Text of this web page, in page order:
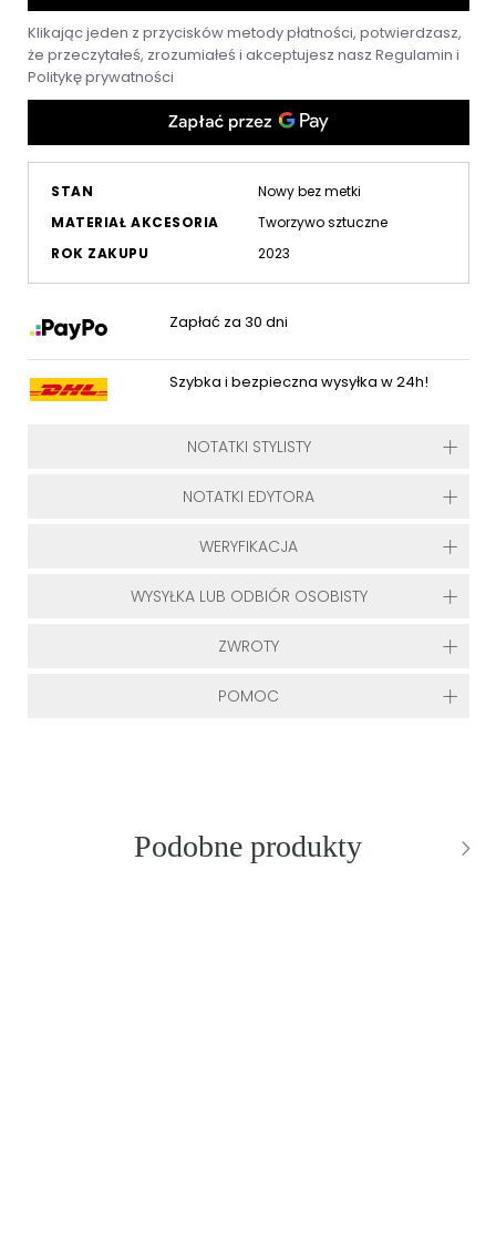
Klikając jeden z przycisków metody płatności, potwierdzasz,
że przeczytałeś, zrozumiałeś i akceptujesz nasz Regulamin i
Politykę prywatności
STAN
Nowy bez metki
MATERIAŁ AKCESORIA
Tworzywo sztuczne
ROK ZAKUPU
2023
Zapłać za 30 dni
Szybka i bezpieczna wysyłka w 24h!
NOTATKI STYLISTY
NOTATKI EDYTORA
WERYFIKACJA
WYSYŁKA LUB ODBIÓR OSOBISTY
ZWROTY
POMOC
Podobne produkty